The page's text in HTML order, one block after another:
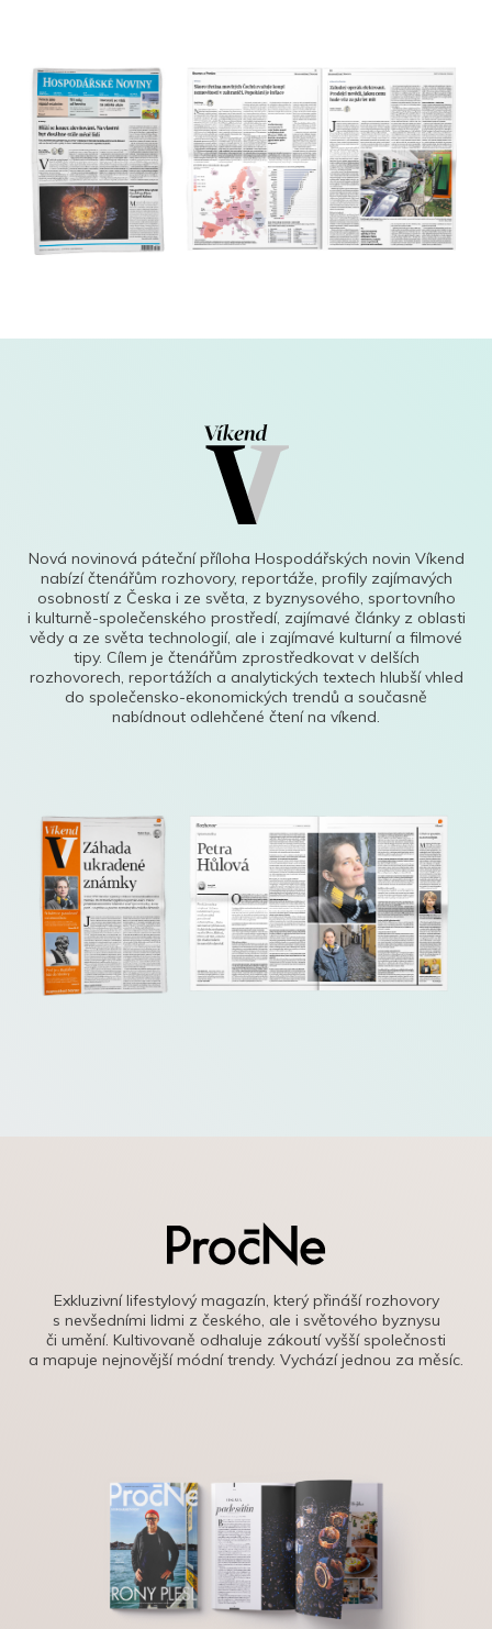
Nová novinová páteční příloha Hospodářských novin Víkend
nabízí čtenářům rozhovory, reportáže, profily zajímavých
osobností z Česka i ze světa, z byznysového, sportovního
i kulturně-společenského prostředí, zajímavé články z oblasti
vědy a ze světa technologií, ale i zajímavé kulturní a filmové
tipy. Cílem je čtenářům zprostředkovat v delších
rozhovorech, reportážích a analytických textech hlubší vhled
do společensko-ekonomických trendů a současně
nabídnout odlehčené čtení na víkend.
Exkluzivní lifestylový magazín, který přináší rozhovory
s nevšedními lidmi z českého, ale i světového byznysu
či umění. Kultivovaně odhaluje zákoutí vyšší společnosti
a mapuje nejnovější módní trendy. Vychází jednou za měsíc.